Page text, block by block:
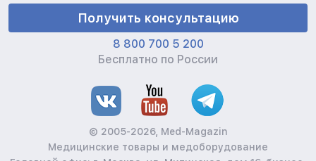
Получить консультацию
8 800 700 5 200
Бесплатно по России
© 2005-2026, Med-Magazin
Медицинские товары и медоборудование